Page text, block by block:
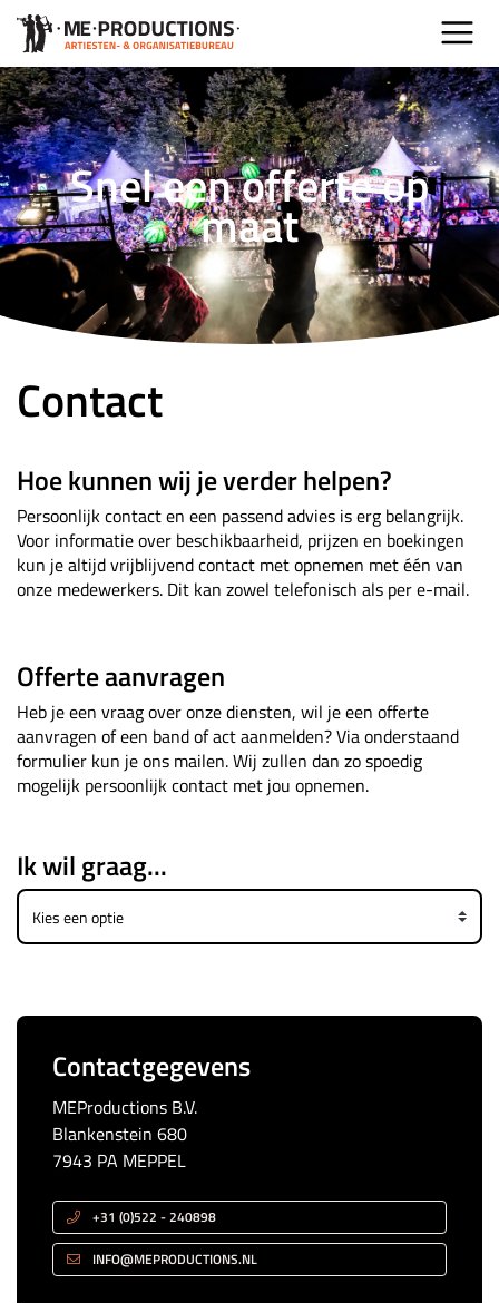
Snel een offerte op
maat
Contact
Hoe kunnen wij je verder helpen?
Persoonlijk contact en een passend advies is erg belangrijk.
Voor informatie over beschikbaarheid, prijzen en boekingen
kun je altijd vrijblijvend contact met opnemen met één van
onze medewerkers. Dit kan zowel telefonisch als per e-mail.
Offerte aanvragen
Heb je een vraag over onze diensten, wil je een offerte
aanvragen of een band of act aanmelden? Via onderstaand
formulier kun je ons mailen. Wij zullen dan zo spoedig
mogelijk persoonlijk contact met jou opnemen.
Ik wil graag...
Contactgegevens
MEProductions B.V.
Blankenstein 680
7943 PA MEPPEL
+31 (0)522 - 240898
INFO@MEPRODUCTIONS.NL